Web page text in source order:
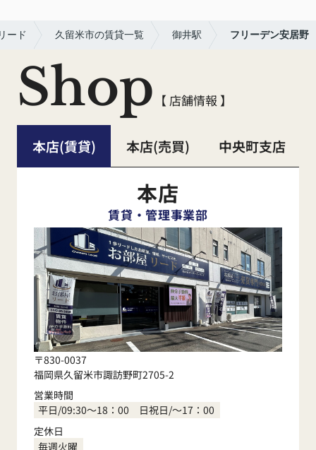
ード 久留米市の賃貸一覧 御井駅 フリーデン安居野
Shop 【 店舗情報 】
本店(賃貸) 本店(売買) 中央町支店
本店
賃貸・管理事業部
〒830-0037
福岡県久留米市諏訪野町2705-2
営業時間
平日/09:30～18：00 日祝日/～17：00
定休日
毎週火曜